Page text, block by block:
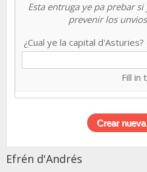
Esta entruga ye pa prebar
prevenir los
¿Cual ye la capital
Fill in
Efrén d'Andrés